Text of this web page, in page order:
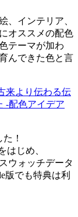
、インテリア、
オススメの配色
テーマが加わ
んできた色と言
来より伝わる伝
-配色アイデア
！
はじめ、
ウォッチデータ
版でも特典は利